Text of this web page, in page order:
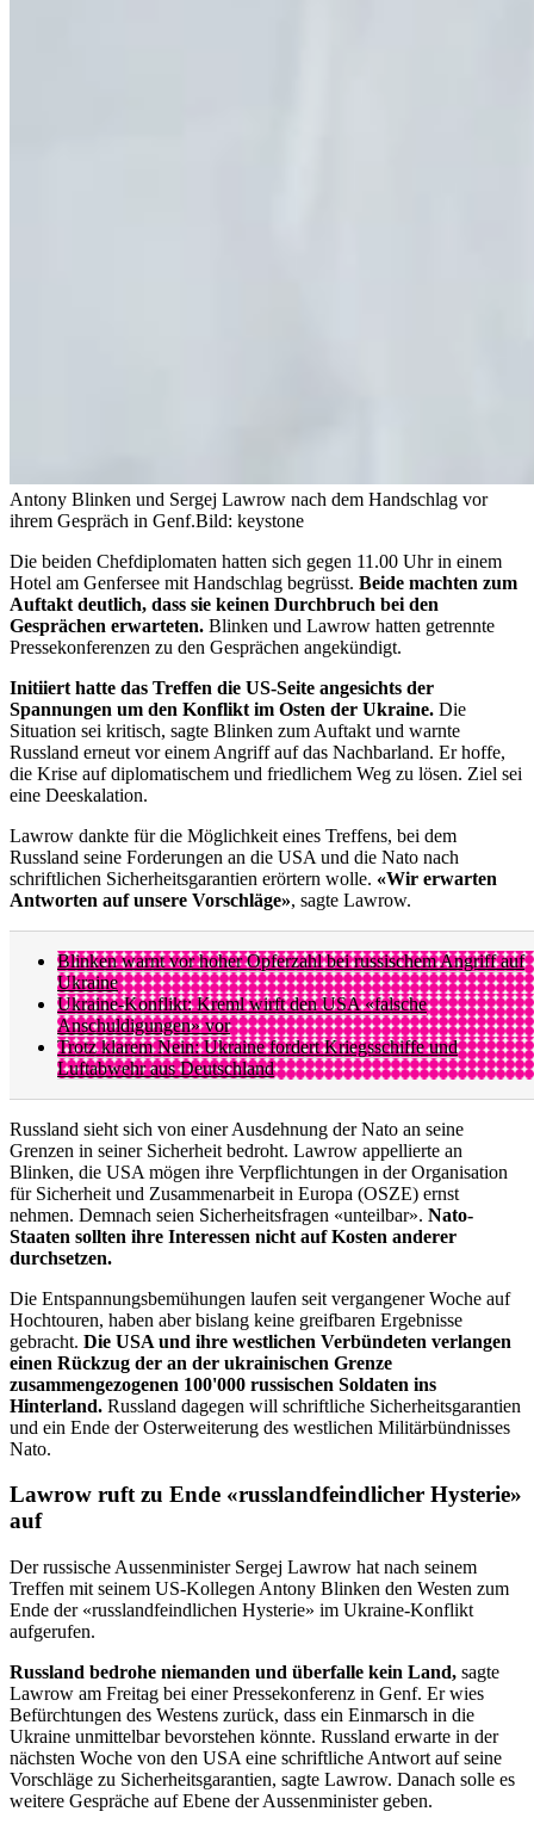
Antony Blinken und Sergej Lawrow nach dem Handschlag vor
ihrem Gespräch in Genf.Bild: keystone
Die beiden Chefdiplomaten hatten sich gegen 11.00 Uhr in einem
Hotel am Genfersee mit Handschlag begrüsst. Beide machten zum
Auftakt deutlich, dass sie keinen Durchbruch bei den
Gesprächen erwarteten. Blinken und Lawrow hatten getrennte
Pressekonferenzen zu den Gesprächen angekündigt.
Initiiert hatte das Treffen die US-Seite angesichts der
Spannungen um den Konflikt im Osten der Ukraine. Die
Situation sei kritisch, sagte Blinken zum Auftakt und warnte
Russland erneut vor einem Angriff auf das Nachbarland. Er hoffe,
die Krise auf diplomatischem und friedlichem Weg zu lösen. Ziel sei
eine Deeskalation.
Lawrow dankte für die Möglichkeit eines Treffens, bei dem
Russland seine Forderungen an die USA und die Nato nach
schriftlichen Sicherheitsgarantien erörtern wolle. «Wir erwarten
Antworten auf unsere Vorschläge», sagte Lawrow.
Blinken warnt vor hoher Opferzahl bei russischem Angriff auf
Ukraine
Ukraine-Konflikt: Kreml wirft den USA «falsche
Anschuldigungen» vor
Trotz klarem Nein: Ukraine fordert Kriegsschiffe und
Luftabwehr aus Deutschland
Russland sieht sich von einer Ausdehnung der Nato an seine
Grenzen in seiner Sicherheit bedroht. Lawrow appellierte an
Blinken, die USA mögen ihre Verpflichtungen in der Organisation
für Sicherheit und Zusammenarbeit in Europa (OSZE) ernst
nehmen. Demnach seien Sicherheitsfragen «unteilbar». Nato-
Staaten sollten ihre Interessen nicht auf Kosten anderer
durchsetzen.
Die Entspannungsbemühungen laufen seit vergangener Woche auf
Hochtouren, haben aber bislang keine greifbaren Ergebnisse
gebracht. Die USA und ihre westlichen Verbündeten verlangen
einen Rückzug der an der ukrainischen Grenze
zusammengezogenen 100'000 russischen Soldaten ins
Hinterland. Russland dagegen will schriftliche Sicherheitsgarantien
und ein Ende der Osterweiterung des westlichen Militärbündnisses
Nato.
Lawrow ruft zu Ende «russlandfeindlicher Hysterie»
auf
Der russische Aussenminister Sergej Lawrow hat nach seinem
Treffen mit seinem US-Kollegen Antony Blinken den Westen zum
Ende der «russlandfeindlichen Hysterie» im Ukraine-Konflikt
aufgerufen.
Russland bedrohe niemanden und überfalle kein Land, sagte
Lawrow am Freitag bei einer Pressekonferenz in Genf. Er wies
Befürchtungen des Westens zurück, dass ein Einmarsch in die
Ukraine unmittelbar bevorstehen könnte. Russland erwarte in der
nächsten Woche von den USA eine schriftliche Antwort auf seine
Vorschläge zu Sicherheitsgarantien, sagte Lawrow. Danach solle es
weitere Gespräche auf Ebene der Aussenminister geben.